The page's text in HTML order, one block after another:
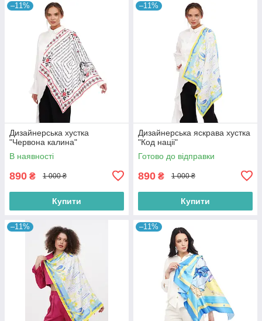
–11%
Дизайнерська хустка
"Червона калина"
В наявності
890 ₴ 1 000 ₴
Купити
–11%
Дизайнерська яскрава хустка
"Код націі"
Готово до відправки
890 ₴ 1 000 ₴
Купити
–11% –11%